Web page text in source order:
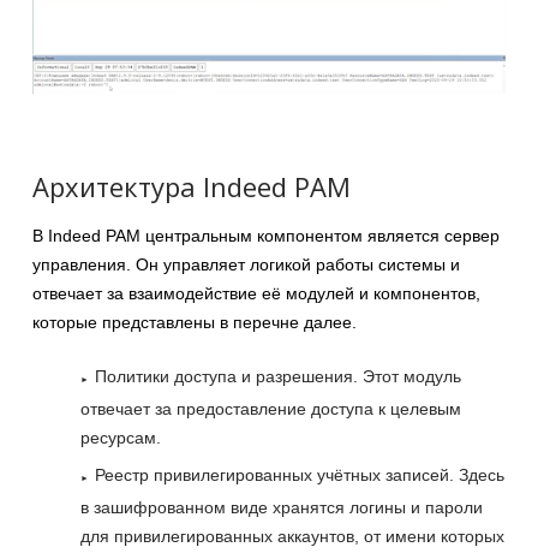
Архитектура Indeed PAM
В Indeed PAM центральным компонентом является сервер
управления. Он управляет логикой работы системы и
отвечает за взаимодействие её модулей и компонентов,
которые представлены в перечне далее.
Политики доступа и разрешения. Этот модуль
отвечает за предоставление доступа к целевым
ресурсам.
Реестр привилегированных учётных записей. Здесь
в зашифрованном виде хранятся логины и пароли
для привилегированных аккаунтов, от имени которых